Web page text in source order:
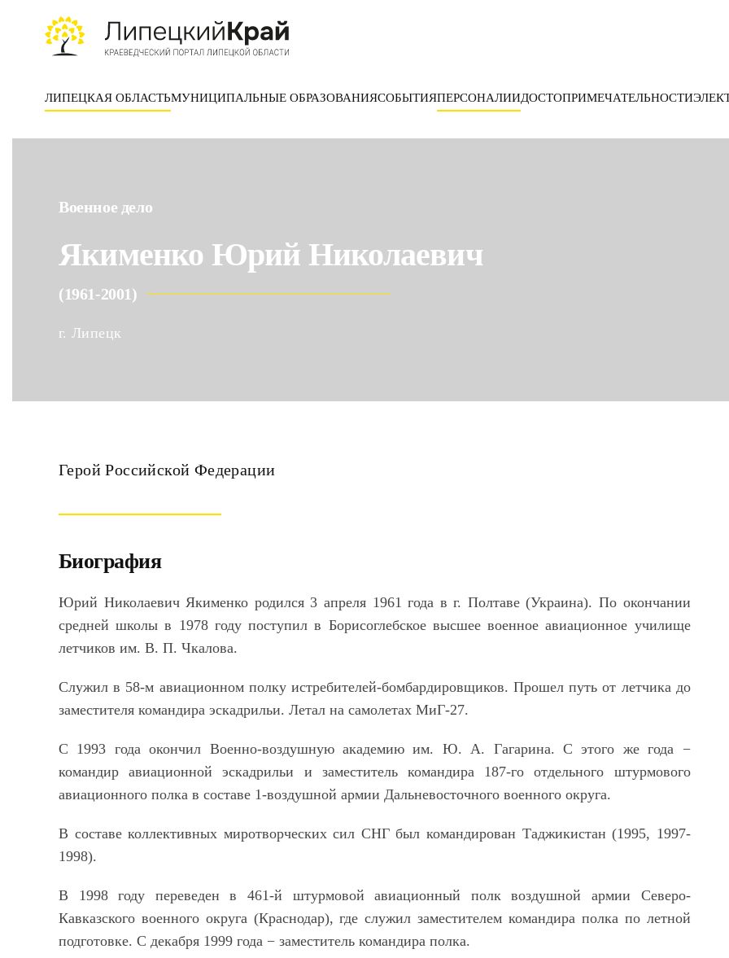
Skip to main content
ЛИПЕЦКАЯ ОБЛАСТЬМУНИЦИПАЛЬНЫЕ ОБРАЗОВАНИЯСОБЫТИЯПЕРСОНАЛИИДОСТОПРИМЕЧАТЕЛЬНОСТИ
Военное дело
Якименко Юрий Николаевич
(1961-2001)
г. Липецк
Герой Российской Федерации
Биография
Юрий Николаевич Якименко родился 3 апреля 1961 года в г. Полтаве (Украина). По окончании
средней школы в 1978 году поступил в Борисоглебское высшее военное авиационное училище
летчиков им. В. П. Чкалова.
Служил в 58-м авиационном полку истребителей-бомбардировщиков. Прошел путь от летчика до
заместителя командира эскадрильи. Летал на самолетах МиГ-27.
С 1993 года окончил Военно-воздушную академию им. Ю. А. Гагарина. С этого же года −
командир авиационной эскадрильи и заместитель командира 187-го отдельного штурмового
авиационного полка в составе 1-воздушной армии Дальневосточного военного округа.
В составе коллективных миротворческих сил СНГ был командирован Таджикистан (1995, 1997-
1998).
В 1998 году переведен в 461-й штурмовой авиационный полк воздушной армии Северо-
Кавказского военного округа (Краснодар), где служил заместителем командира полка по летной
подготовке. С декабря 1999 года − заместитель командира полка.